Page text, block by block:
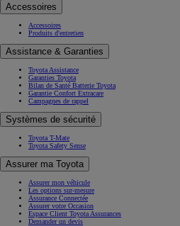
Accessoires
Accessoires
Produits d'entretien
Assistance & Garanties
Toyota Assistance
Garanties Toyota
Bilan de Santé Batterie Toyota
Garantie Confort Extracare
Campagnes de rappel
Systèmes de sécurité
Toyota T-Mate
Toyota Safety Sense
Assurer ma Toyota
Assurer mon véhicule
Les options sur-mesure
Assurance Connectée
Assurer votre Occasion
Espace Client Toyota Assurances
Demander un devis